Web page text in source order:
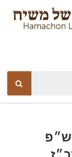
ש״פ